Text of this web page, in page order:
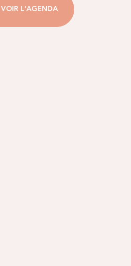
VOIR L'AGENDA